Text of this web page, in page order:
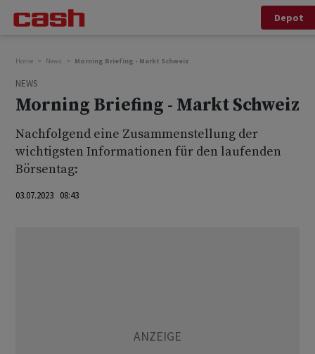
Depot
Home News Morning Briefing - Markt Schweiz
NEWS
Morning Briefing - Markt Schweiz
Nachfolgend eine Zusammenstellung der
wichtigsten Informationen für den laufenden
Börsentag:
03.07.2023 08:43